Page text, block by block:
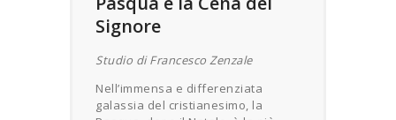
Signore
Studio di Francesco Zenzale
Nell’immensa e differenziata
galassia del cristianesimo, la